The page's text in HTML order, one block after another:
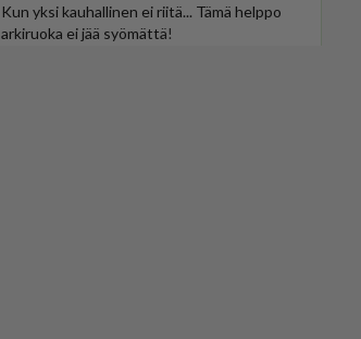
Kun yksi kauhallinen ei riitä... Tämä helppo
arkiruoka ei jää syömättä!